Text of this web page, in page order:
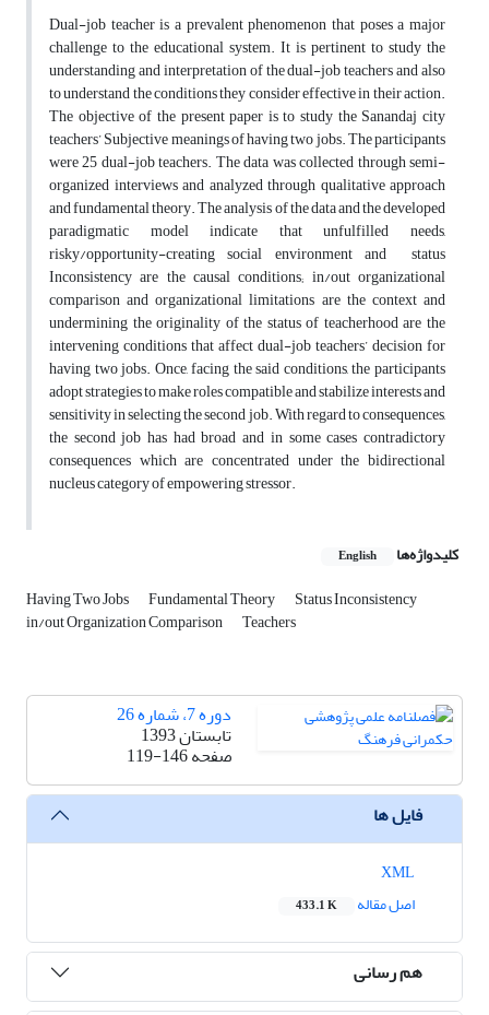
Dual-job teacher is a prevalent phenomenon that poses a major
challenge to the educational system. It is pertinent to study the
understanding and interpretation of the dual-job teachers and also
to understand the conditions they consider effective in their action.
The objective of the present paper is to study the Sanandaj city
teachers’ Subjective meanings of having two jobs. The participants
were 25 dual-job teachers. The data was collected through semi-
organized interviews and analyzed through qualitative approach
and fundamental theory. The analysis of the data and the developed
paradigmatic model indicate that unfulfilled needs,
risky/opportunity-creating social environment and status
Inconsistency are the causal conditions; in/out organizational
comparison and organizational limitations are the context and
undermining the originality of the status of teacherhood are the
intervening conditions that affect dual-job teachers’ decision for
having two jobs. Once, facing the said conditions, the participants
adopt strategies to make roles compatible and stabilize interests and
sensitivity in selecting the second job. With regard to consequences,
the second job has had broad and in some cases contradictory
consequences which are concentrated under the bidirectional
nucleus category of empowering stressor.
کلیدواژه‌ها English
Having Two Jobs Fundamental Theory Status Inconsistency
in/out Organization Comparison Teachers
دوره 7، شماره 26
تابستان 1393
صفحه119-146
فایل ها
اصل مقاله
433.1 K
هم رسانی